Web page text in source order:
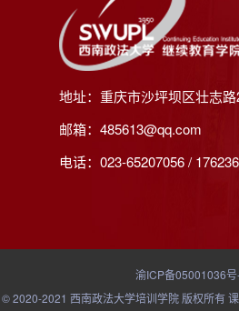
地址：重庆市沙坪坝区壮志
邮箱：485613@qq.com
电话：023-65207056 /
渝ICP备05001036
2020-2021 西南政法大学培训学院 版权所有